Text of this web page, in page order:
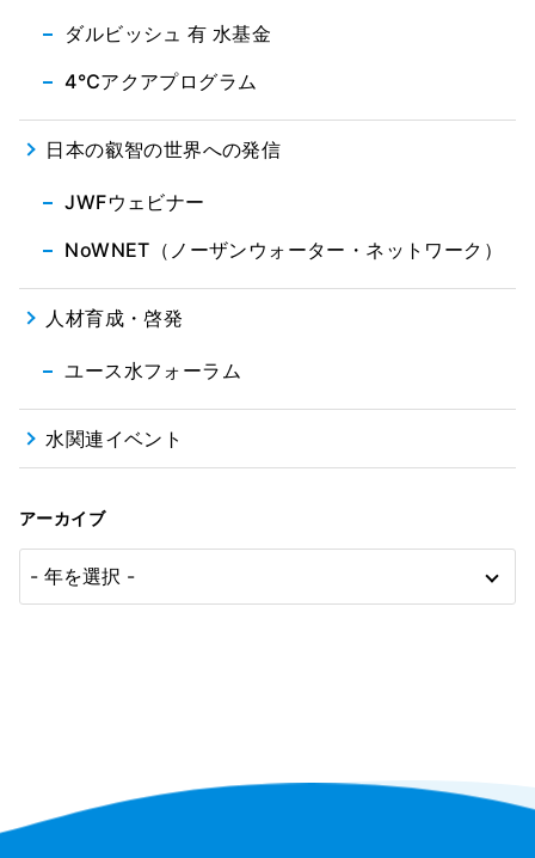
ダルビッシュ 有 水基金
4℃アクアプログラム
日本の叡智の世界への発信
JWFウェビナー
NoWNET（ノーザンウォーター・ネットワーク）
人材育成・啓発
ユース水フォーラム
水関連イベント
アーカイブ